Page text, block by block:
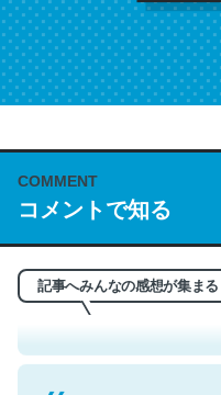
COMMENT
コメントで知る
記事へみんなの感想が集まる
これは名文。彼はとても
う。英語少しでも読める
れ好き。Let’s Fucking
─今のこの状況が信じられる